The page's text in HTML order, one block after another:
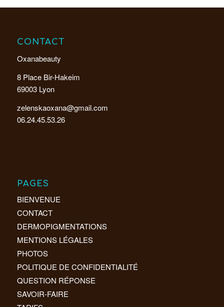
CONTACT
Oxanabeauty
8 Place Bir-Hakeim
69003 Lyon
zelenskaoxana@gmail.com
06.24.45.53.26
PAGES
BIENVENUE
CONTACT
DERMOPIGMENTATIONS
MENTIONS LÉGALES
PHOTOS
POLITIQUE DE CONFIDENTIALITÉ
QUESTION RÉPONSE
SAVOIR-FAIRE